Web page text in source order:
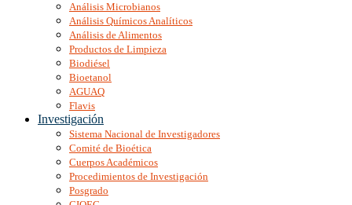
Análisis Microbianos
Análisis Químicos Analíticos
Análisis de Alimentos
Productos de Limpieza
Biodiésel
Bioetanol
AGUAQ
Flavis
Investigación
Sistema Nacional de Investigadores
Comité de Bioética
Cuerpos Académicos
Procedimientos de Investigación
Posgrado